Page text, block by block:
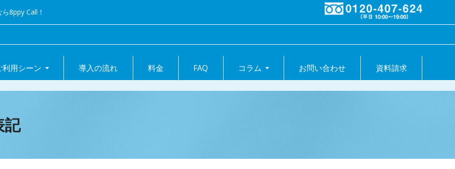
8ppy Call！
利用シーン 導入の流れ 料金 FAQ コラム お問い合わせ 資料請求
記